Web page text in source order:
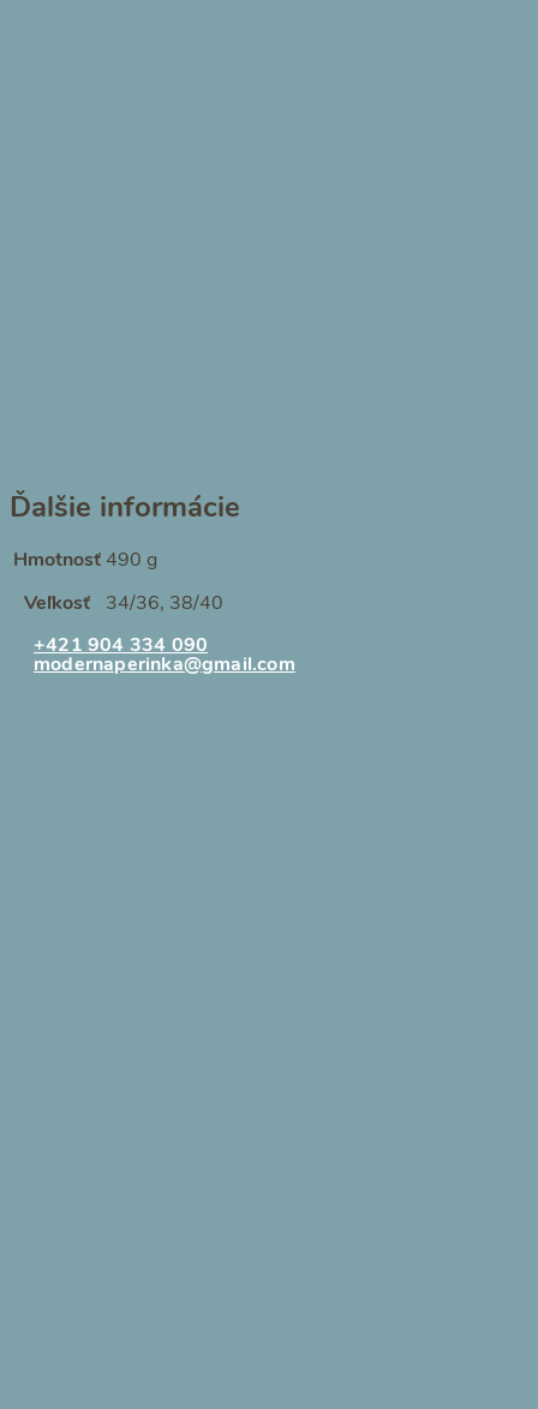
Ďalšie informácie
Hmotnosť 490 g
Veľkosť 34/36, 38/40
+421 904 334 090
modernaperinka@gmail.com